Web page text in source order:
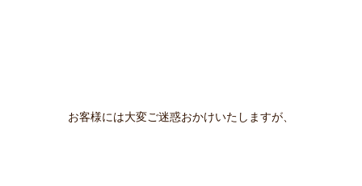
お客様には大変ご迷惑おかけいたしますが、